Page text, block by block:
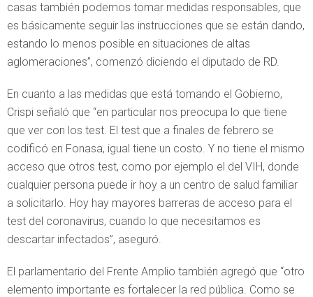
casas también podemos tomar medidas responsables, que
es básicamente seguir las instrucciones que se están dando,
estando lo menos posible en situaciones de altas
aglomeraciones”, comenzó diciendo el diputado de RD.
En cuanto a las medidas que está tomando el Gobierno,
Crispi señaló que “en particular nos preocupa lo que tiene
que ver con los test. El test que a finales de febrero se
codificó en Fonasa, igual tiene un costo. Y no tiene el mismo
acceso que otros test, como por ejemplo el del VIH, donde
cualquier persona puede ir hoy a un centro de salud familiar
a solicitarlo. Hoy hay mayores barreras de acceso para el
test del coronavirus, cuando lo que necesitamos es
descartar infectados”, aseguró.
El parlamentario del Frente Amplio también agregó que “otro
elemento importante es fortalecer la red pública. Como se